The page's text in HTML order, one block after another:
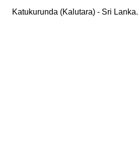
Katukurunda (Kalutara) - Sri Lanka.